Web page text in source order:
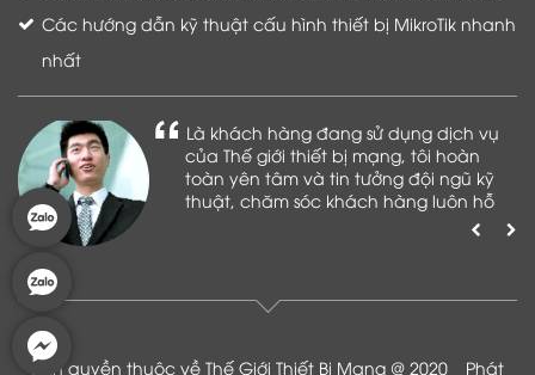
Các hướng dẫn kỹ thuật cấu hình thiết bị MikroTik nhanh
nhất
Là khách hàng đang sử dụng dịch vụ
của Thế giới thiết bị mạng, tôi hoàn
toàn yên tâm và tin tưởng đội ngũ kỹ
thuật, chăm sóc khách hàng luôn hỗ
Bản quyền thuộc về Thế Giới Thiết Bị Mạng @ 2020 _ Phát